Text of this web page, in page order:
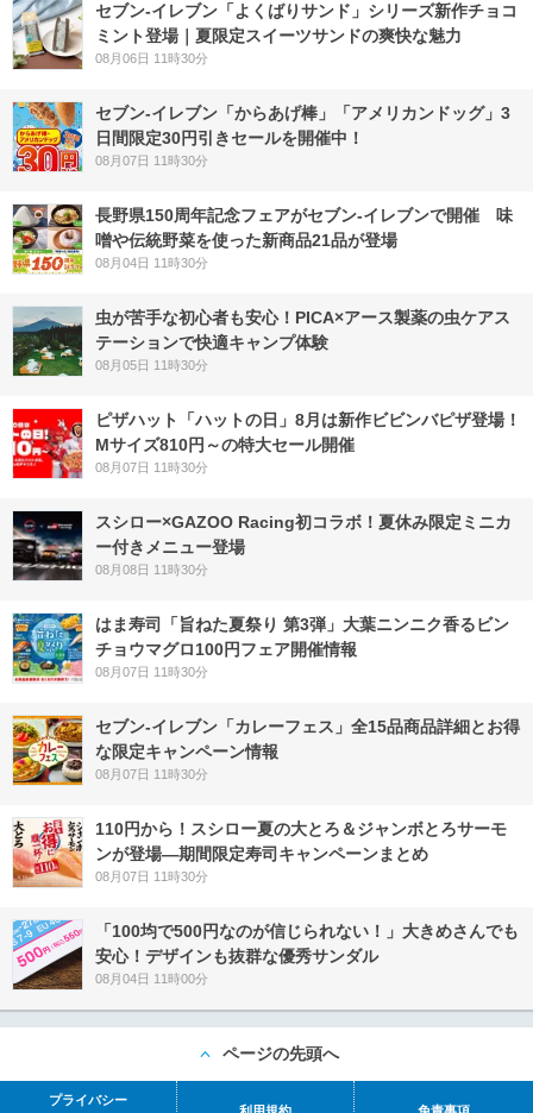
セブン‐イレブン「よくばりサンド」シリーズ新作チョコ
ミント登場｜夏限定スイーツサンドの爽快な魅力
08月06日 11時30分
セブン‐イレブン「からあげ棒」「アメリカンドッグ」3
日間限定30円引きセールを開催中！
08月07日 11時30分
長野県150周年記念フェアがセブン-イレブンで開催 味
噌や伝統野菜を使った新商品21品が登場
08月04日 11時30分
虫が苦手な初心者も安心！PICA×アース製薬の虫ケアス
テーションで快適キャンプ体験
08月05日 11時30分
ピザハット「ハットの日」8月は新作ビビンバピザ登場！
Mサイズ810円～の特大セール開催
08月07日 11時30分
スシロー×GAZOO Racing初コラボ！夏休み限定ミニカ
ー付きメニュー登場
08月08日 11時30分
はま寿司「旨ねた夏祭り 第3弾」大葉ニンニク香るビン
チョウマグロ100円フェア開催情報
08月07日 11時30分
セブン‐イレブン「カレーフェス」全15品商品詳細とお得
な限定キャンペーン情報
08月07日 11時30分
110円から！スシロー夏の大とろ＆ジャンボとろサーモ
ンが登場―期間限定寿司キャンペーンまとめ
08月07日 11時30分
「100均で500円なのが信じられない！」大きめさんでも
安心！デザインも抜群な優秀サンダル
08月04日 11時00分
ページの先頭へ
プライバシー